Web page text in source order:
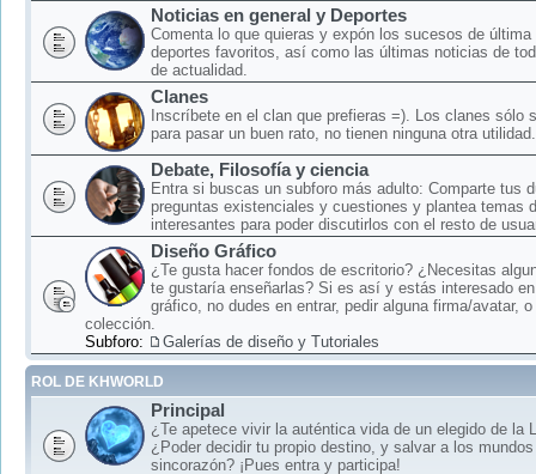
Noticias en general y Deportes
Comenta lo que quieras y expón los sucesos de última
deportes favoritos, así como las últimas noticias de
de actualidad.
Clanes
Inscríbete en el clan que prefieras =). Los clanes sólo
para pasar un buen rato, no tienen ninguna otra utilidad.
Debate, Filosofía y ciencia
Entra si buscas un subforo más adulto: Comparte tus
preguntas existenciales y cuestiones y plantea temas
interesantes para poder discutirlos con el resto de
Diseño Gráfico
¿Te gusta hacer fondos de escritorio? ¿Necesitas
te gustaría enseñarlas? Si es así y estás interesado
gráfico, no dudes en entrar, pedir alguna firma/avatar,
colección.
Subforo:
Galerías de diseño y Tutoriales
ROL DE KHWORLD
Principal
¿Te apetece vivir la auténtica vida de un elegido de la
¿Poder decidir tu propio destino, y salvar a los
sincorazón? ¡Pues entra y participa!